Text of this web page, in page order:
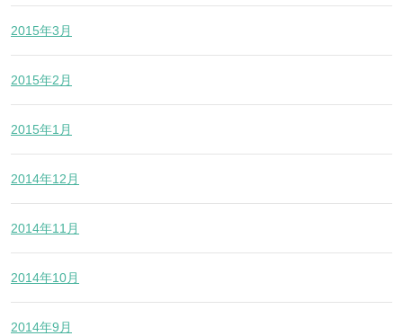
2015年3月
2015年2月
2015年1月
2014年12月
2014年11月
2014年10月
2014年9月